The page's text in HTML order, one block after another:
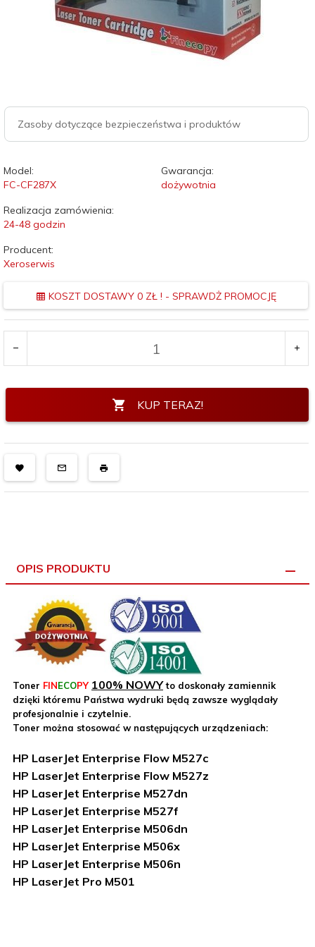
Zasoby dotyczące bezpieczeństwa i produktów
Model:
FC-CF287X
Gwarancja:
dożywotnia
Realizacja zamówienia:
24-48 godzin
Producent:
Xeroserwis
KOSZT DOSTAWY 0 ZŁ ! - SPRAWDŻ PROMOCJĘ
KUP TERAZ!
OPIS PRODUKTU
Toner FINECOPY 100% NOWYto doskonały zamiennik
dzięki któremu Państwa wydruki będą zawsze wyglądały
profesjonalnie i czytelnie.
Toner można stosować w następujących urządzeniach:
HP LaserJet Enterprise Flow M527c
HP LaserJet Enterprise Flow M527z
HP LaserJet Enterprise M527dn
HP LaserJet Enterprise M527f
HP LaserJet Enterprise M506dn
HP LaserJet Enterprise M506x
HP LaserJet Enterprise M506n
HP LaserJet Pro M501